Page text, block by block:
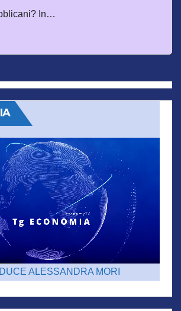
In…
ALESSANDRA MORI